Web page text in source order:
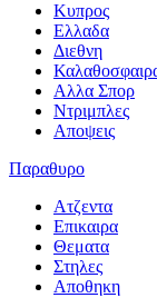
Κυπρος
Ελλαδα
Διεθνη
Αλλα Σπορ
Ντριμπλες
Αποψεις
Παραθυρο
Ατζεντα
Επικαιρα
Θεματα
Στηλες
Αποθηκη